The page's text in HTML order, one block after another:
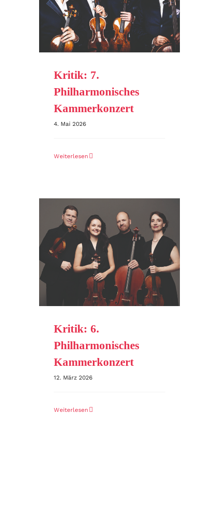
Kritik: 7.
Philharmonisches
Kammerkonzert
4. Mai 2026
Weiterlesen
Kritik: 6.
Philharmonisches
Kammerkonzert
12. März 2026
Weiterlesen